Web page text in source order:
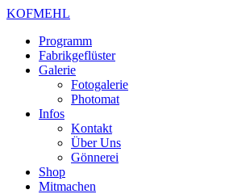
KOFMEHL
Programm
Fabrikgeflüster
Galerie
Fotogalerie
Photomat
Infos
Kontakt
Über Uns
Gönnerei
Shop
Mitmachen